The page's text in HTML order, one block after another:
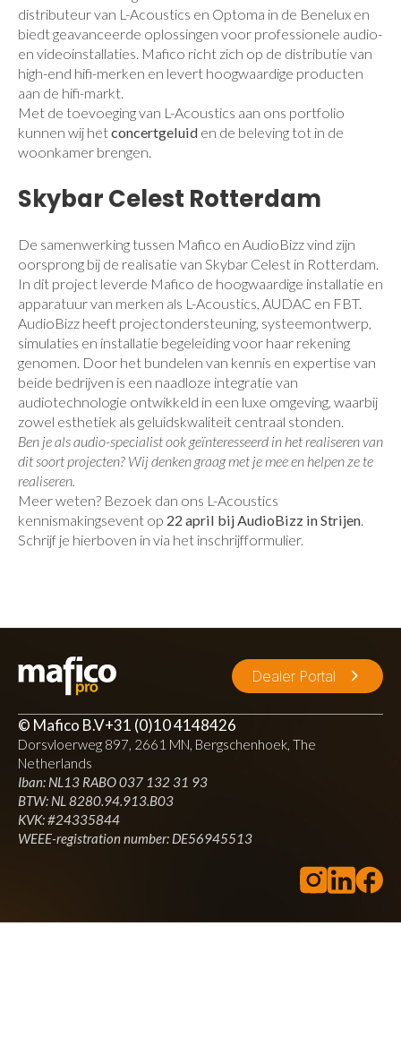
distributeur van L-Acoustics en Optoma in de Benelux en
biedt geavanceerde oplossingen voor professionele audio-
en videoinstallaties. Mafico richt zich op de distributie van
high-end hifi-merken en levert hoogwaardige producten
aan de hifi-markt.
Met de toevoeging van L-Acoustics aan ons portfolio
kunnen wij hetconcertgeluid en de beleving tot in de
woonkamer brengen.
Skybar Celest Rotterdam
De samenwerking tussen Mafico en AudioBizz vind zijn
oorsprong bij de realisatie van Skybar Celest in Rotterdam.
In dit project leverde Mafico de hoogwaardige installatie en
apparatuur van merken als L-Acoustics, AUDAC en FBT.
AudioBizz heeft projectondersteuning, systeemontwerp,
simulaties en installatie begeleiding voor haar rekening
genomen. Door het bundelen van kennis en expertise van
beide bedrijven is een naadloze integratie van
audiotechnologie ontwikkeld in een luxe omgeving, waarbij
zowel esthetiek als geluidskwaliteit centraal stonden.
Ben je als audio-specialist ook geïnteresseerd in het realiseren van
dit soort projecten? Wij denken graag met je mee en helpen ze te
realiseren.
Meer weten? Bezoek dan ons L-Acoustics
kennismakingsevent op 22 april bij AudioBizz in Strijen.
Schrijf je hierboven in via het inschrijfformulier.
Dealer Portal
© Mafico B.V+31 (0)10 4148426
Dorsvloerweg 897, 2661 MN, Bergschenhoek, The
Netherlands
Iban: NL13 RABO 037 132 31 93
BTW: NL 8280.94.913.B03
KVK: #24335844
WEEE-registration number: DE56945513